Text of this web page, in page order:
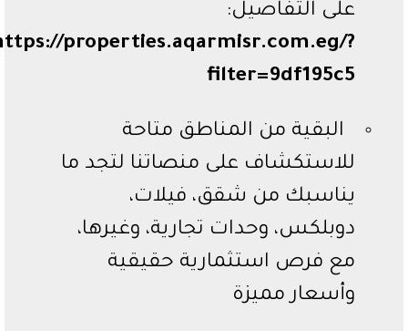
على التفاصيل:
properties.aqarmisr.com.eg/?
filter=9df195c5
البقية من المناطق متاحة
للاستكشاف على منصاتنا لتجد ما
يناسبك من شقق، فيلات،
دوبلكس، وحدات تجارية، وغيرها،
مع فرص استثمارية حقيقية
وأسعار مميزة